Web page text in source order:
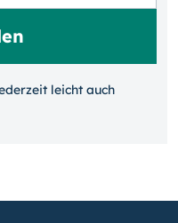
leicht auch